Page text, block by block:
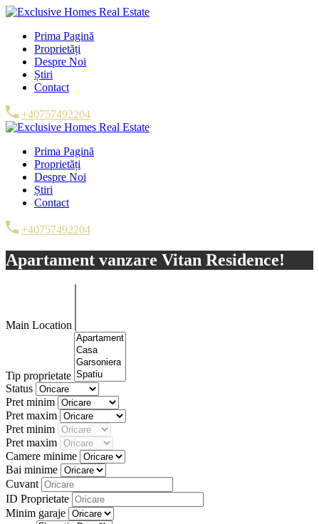
Prima Pagină
Proprietăți
Despre Noi
Știri
Contact
+40757492204
Prima Pagină
Proprietăți
Despre Noi
Știri
Contact
+40757492204
Apartament vanzare Vitan Residence!
Main Location
Tip proprietate
Status
Pret minim
Pret maxim
Pret minim
Pret maxim
Camere minime
Bai minime
Cuvant
ID Proprietate
Minim garaje